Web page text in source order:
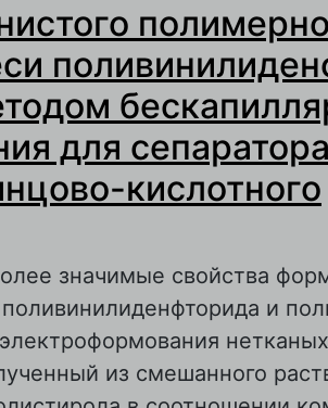
с использованием
матрицы и
на основе
для сепаратора
кислотного
значимые свойства
и
из смешанного